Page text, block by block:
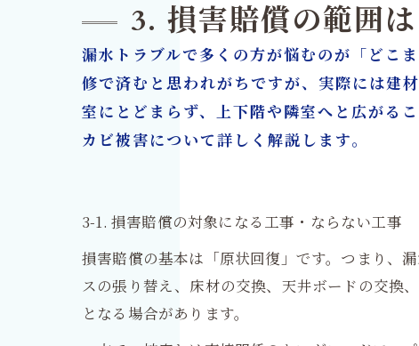
3. 損害賠償の範囲
漏水トラブルで多くの方が悩むのが「どこ
修で済むと思われがちですが、実際には建
室にとどまらず、上下階や隣室へと広がる
カビ被害について詳しく解説します。
3-1. 損害賠償の対象になる工事・ならない工事
損害賠償の基本は「原状回復」です。つまり、
スの張り替え、床材の交換、天井ボードの交換
となる場合があります。